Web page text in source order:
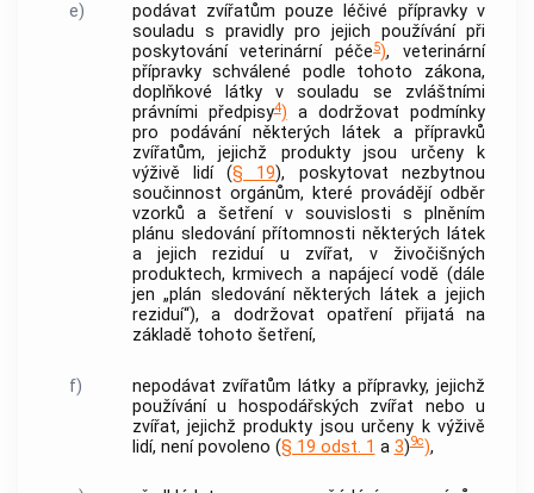
e)
podávat zvířatům pouze léčivé přípravky v
souladu s pravidly pro jejich používání při
poskytování veterinární péče5), veterinární
přípravky schválené podle tohoto zákona,
doplňkové látky v souladu se zvláštními
právními předpisy4) a dodržovat podmínky
pro podávání některých látek a přípravků
zvířatům, jejichž produkty jsou určeny k
výživě lidí (§ 19), poskytovat nezbytnou
součinnost orgánům, které provádějí odběr
vzorků a šetření v souvislosti s plněním
plánu sledování přítomnosti některých látek
a jejich reziduí u zvířat, v živočišných
produktech, krmivech a napájecí vodě (dále
jen „plán sledování některých látek a jejich
reziduí“), a dodržovat opatření přijatá na
základě tohoto šetření,
f)
nepodávat zvířatům látky a přípravky, jejichž
používání u hospodářských zvířat nebo u
zvířat, jejichž produkty jsou určeny k výživě
lidí, není povoleno (§ 19 odst. 1 a 3)9c),